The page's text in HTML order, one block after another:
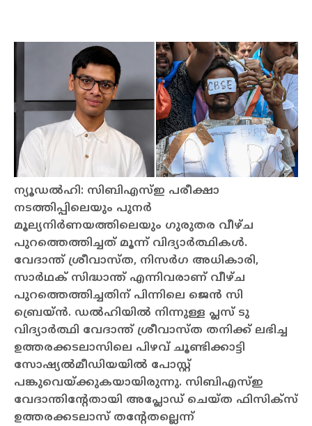
ന്യൂഡല്‍ഹി: സിബിഎസ്ഇ പരീക്ഷാ
നടത്തിപ്പിലെയും പുനര്‍
മൂല്യനിര്‍ണയത്തിലെയും ഗുരുതര വീഴ്ച
പുറത്തെത്തിച്ചത് മൂന്ന് വിദ്യാര്‍ത്ഥികള്‍.
വേദാന്ത് ശ്രീവാസ്ത, നിസര്‍ഗ അധികാരി,
സാര്‍ഥക് സിദ്ധാന്ത് എന്നിവരാണ് വീഴ്ച
പുറത്തെത്തിച്ചതിന് പിന്നിലെ ജെന്‍ സി
ബ്രെയ്ന്‍. ഡല്‍ഹിയില്‍ നിന്നുള്ള പ്ലസ് ടു
വിദ്യാര്‍ത്ഥി വേദാന്ത് ശ്രീവാസ്ത തനിക്ക് ലഭിച്ച
ഉത്തരക്കടലാസിലെ പിഴവ് ചൂണ്ടിക്കാട്ടി
സോഷ്യല്‍മീഡിയയില്‍ പോസ്റ്റ്
പങ്കുവെയ്ക്കുകയായിരുന്നു. സിബിഎസ്ഇ
വേദാന്തിന്റേതായി അപ്ലോഡ് ചെയ്ത ഫിസിക്‌സ്
ഉത്തരക്കടലാസ് തന്റേതല്ലെന്ന്